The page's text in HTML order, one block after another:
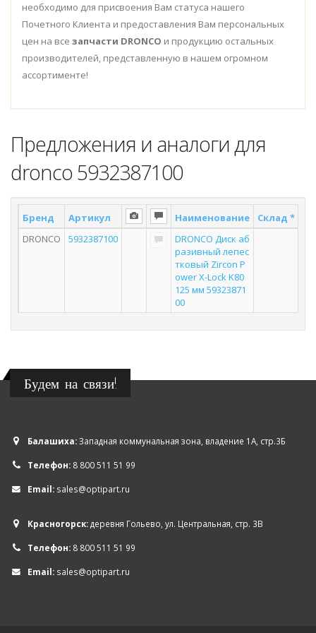
необходимо для присвоения Вам статуса нашего
Почетного Клиента и предоставления Вам персональных
цен на все запчасти DRONCO и продукцию остальных
производителей, представленную в нашем огромном
ассортименте!
Предложения и аналоги для
dronco 5932387100
Бренд Артикул Наименование Склад *
DRONCO
5932387100
DRONCO Диск аб
разивный лепес
тковый Zircon P
ower X-Lock K80
125 мм 59323871
00
Будем на связи!
Балашиха:Западная коммунальная зона, владение 1А, стр.3Б
Телефон: 8 800 511 51 99
Email: sales@optipart.ru
Красногорск:деревня Гольево, ул. Центральная, стр. 3В
Телефон: 8 800 511 51 99
Email: sales@optipart.ru